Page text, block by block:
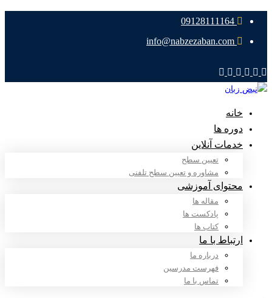
09128111164
info@nabzezaban.com
خانه
دوره ها
خدمات آنلاین
تعیین سطح
مشاوره و تعیین سطح تلفنی
محتوای آموزشی
مقاله ها
پادکست ها
کتاب ها
ارتباط با ما
درباره ما
فهرست مدرسین
تماس با ما